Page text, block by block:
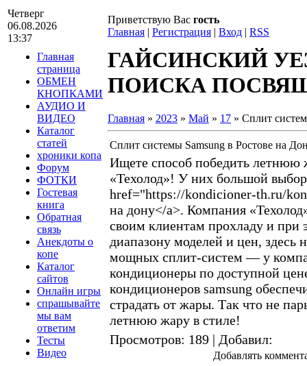
Четверг
06.08.2026
13:37
Приветствую Вас гость
Главная | Регистрация | Вход | RSS
Главная
страница
ОБМЕН
КНОПКАМИ
АУДИО И
ВИДЕО
Каталог
статей
хроники копа
Форум
ФОТКИ
Гостевая
книга
Обратная
связь
Анекдоты о
копе
Каталог
сайтов
Онлайн игры
спрашывайте
мы вам
ответим
Тесты
Видео
ГАЙСИНСКИЙ
ПОИСКА
Главная » 2023 » Май » 17 » Cплит
Cплит системы Samsung в Ростове на
Ищете способ победить летнюю
«Техолод»! У них большой
href="https://kondicioner-th.ru/
на дону</a>. Компания
своим клиентам прохладу и при
диапазону моделей и цен, здесь
мощных сплит-систем — у
кондиционеры по доступной
кондиционеров samsung
страдать от жары. Так что не
летнюю жару в стиле!
Просмотров: 189 | Добавил:
Добавлять